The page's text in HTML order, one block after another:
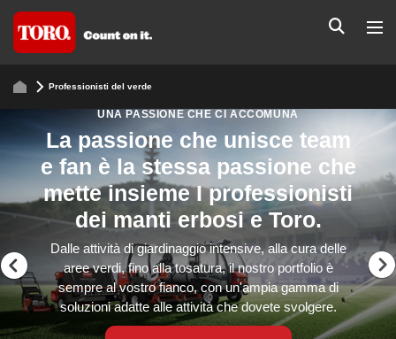
Professionisti del verde
UNA PASSIONE CHE CI ACCOMUNA
La passione che unisce team
e fan è la stessa passione che
mette insieme I professionisti
dei manti erbosi e Toro.
Dalle attività di giardinaggio intensive, alla cura delle
aree verdi, fino alla tosatura, il nostro portfolio è
sempre al vostro fianco, con un'ampia gamma di
soluzioni adatte alle attività che dovete svolgere.